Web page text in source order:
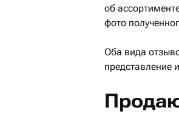
об
фото
Оба вида
представление